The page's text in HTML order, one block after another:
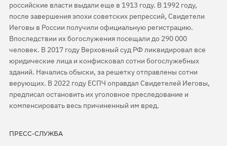
российские власти выдали еще в 1913 году. В 1992 году,
после завершения эпохи советских репрессий, Свидетели
Иеговы в России получили официальную регистрацию.
Впоследствии их богослужения посещали до 290 000
человек. В 2017 году Верховный суд РФ ликвидировал все
юридические лица и конфисковал сотни богослужебных
зданий. Начались обыски, за решетку отправлены сотни
верующих. В 2022 году ЕСПЧ оправдал Свидетелей Иеговы,
предписал остановить их уголовное преследование и
компенсировать весь причиненный им вред.
ПРЕСС-СЛУЖБА